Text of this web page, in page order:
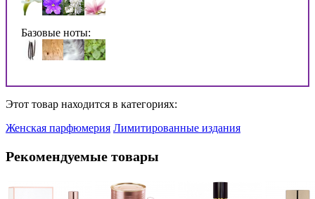
Базовые ноты:
Этот товар находится в категориях:
Женская парфюмерия Лимитированные издания
Рекомендуемые товары